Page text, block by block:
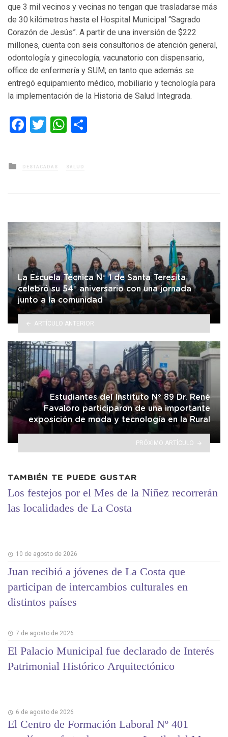
que 3 mil vecinos y vecinas no tengan que trasladarse más
de 30 kilómetros hasta el Hospital Municipal “Sagrado
Corazón de Jesús”. A partir de una inversión de $222
millones, cuenta con seis consultorios de atención general,
odontología y ginecología; vacunatorio con dispensario,
office de enfermería y SUM; en tanto que además se
entregó equipamiento médico, mobiliario y tecnología para
la implementación de la Historia de Salud Integrada.
Facebook
TwitterWhatsApp
Posted
in
DESTACADAS SALUD
La Escuela Técnica N° 1 de Santa Teresita
celebró su 54° aniversario con una jornada
junto a la comunidad
ARTÍCULO ANTERIOR
Estudiantes del Instituto N° 89 Dr. René
Favaloro participaron de una importante
exposición de moda y tecnología en la Rural
PRÓXIMO ARTÍCULO
TAMBIÉN TE PUEDE GUSTAR
Los festejos por el Mes de la Niñez recorrerán
las localidades de La Costa
10 de agosto de 2026
Juan recibió a jóvenes de La Costa que
participan de intercambios culturales en
distintos países
7 de agosto de 2026
El Palacio Municipal fue declarado de Interés
Patrimonial Histórico Arquitectónico
6 de agosto de 2026
El Centro de Formación Laboral Nº 401